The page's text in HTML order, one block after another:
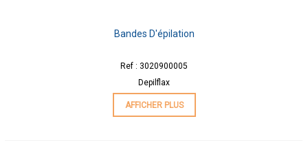
Bandes D'épilation
Ref : 3020900005
Depilflax
AFFICHER PLUS